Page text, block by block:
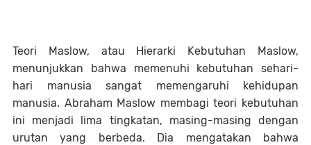
Teori Maslow, atau Hierarki Kebutuhan Maslow,
menunjukkan bahwa memenuhi kebutuhan sehari-
hari manusia sangat memengaruhi kehidupan
manusia. Abraham Maslow membagi teori kebutuhan
ini menjadi lima tingkatan, masing-masing dengan
urutan yang berbeda. Dia mengatakan bahwa